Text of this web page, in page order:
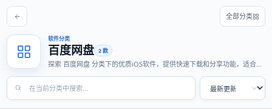
全部分类
软件分类
百度网盘 2 款
探索 百度网盘 分类下的优质iOS软件，提供快速下载和分享功能，适合各